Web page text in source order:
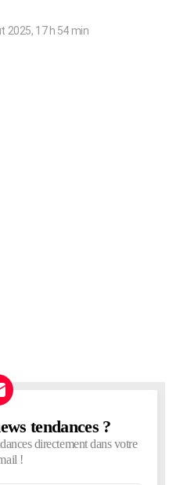
2025, 17 h 54 min
tendances ?
directement dans votre
!